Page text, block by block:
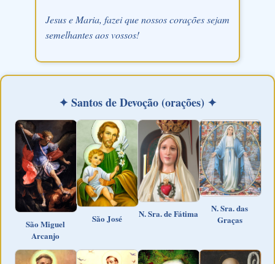
Jesus e Maria, fazei que nossos corações sejam
semelhantes aos vossos!
✦ Santos de Devoção (orações) ✦
São Miguel
Arcanjo
São José N. Sra. de Fátima
N. Sra. das
Graças